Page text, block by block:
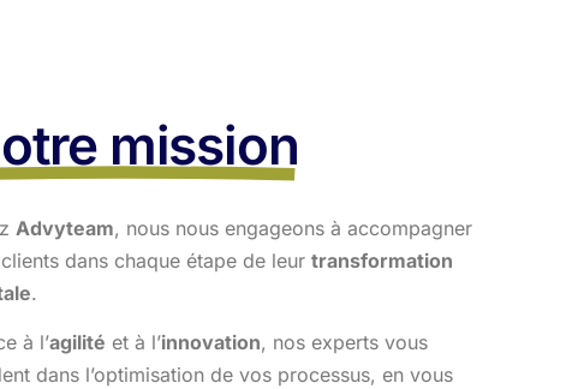
mission
Advyteam, nous nous engageons à accompagner
dans chaque étape de leur transformation
.
à l’agilité et à l’innovation, nos experts vous
dans l’optimisation de vos processus, en vous